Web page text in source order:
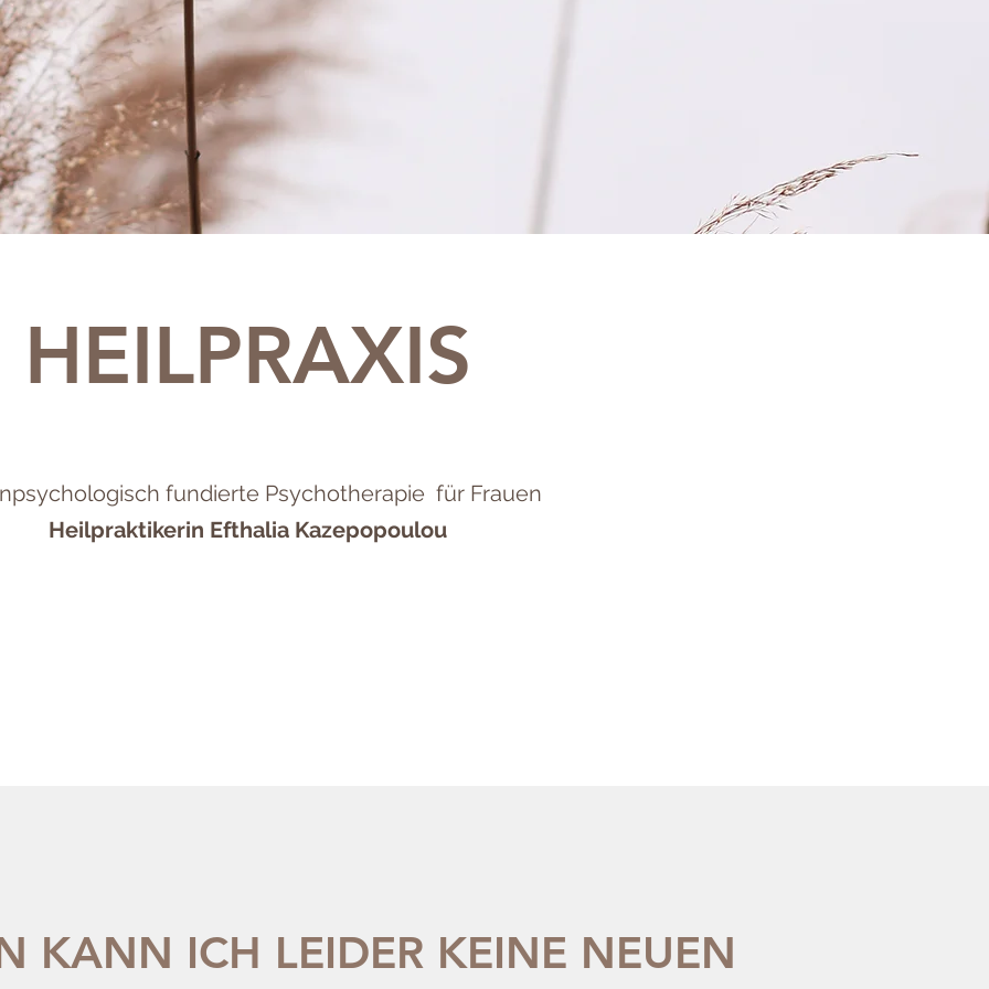
HEILPRAXIS
fundierte Psychotherapie für Frauen
Heilpraktikerin Efthalia Kazepopoulou
KANN ICH LEIDER KEINE NEUEN